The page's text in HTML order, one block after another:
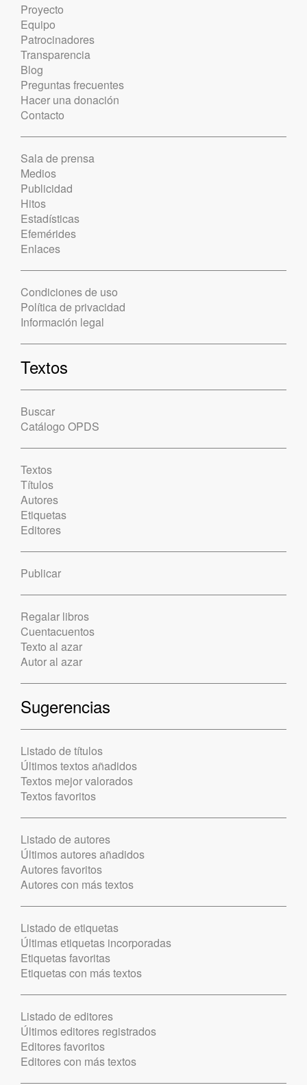
Proyecto
Equipo
Patrocinadores
Transparencia
Blog
Preguntas frecuentes
Hacer una donación
Contacto
Sala de prensa
Medios
Publicidad
Hitos
Estadísticas
Efemérides
Enlaces
Condiciones de uso
Política de privacidad
Información legal
Textos
Buscar
Catálogo OPDS
Textos
Títulos
Autores
Etiquetas
Editores
Publicar
Regalar libros
Cuentacuentos
Texto al azar
Autor al azar
Sugerencias
Listado de títulos
Últimos textos añadidos
Textos mejor valorados
Textos favoritos
Listado de autores
Últimos autores añadidos
Autores favoritos
Autores con más textos
Listado de etiquetas
Últimas etiquetas incorporadas
Etiquetas favoritas
Etiquetas con más textos
Listado de editores
Últimos editores registrados
Editores favoritos
Editores con más textos